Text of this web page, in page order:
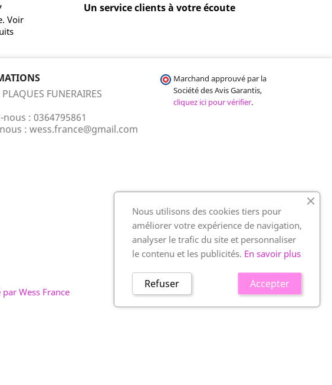
Voir
Un service clients à votre écoute
PLAQUES FUNERAIRES
nous : 0364795861
: wess.france@gmail.com
Marchand approuvé par la
Société des Avis Garantis,
cliquez ici pour vérifier.
Wess France
Nous utilisons des cookies tiers pour
améliorer votre expérience de navigation,
analyser le trafic du site et personnaliser
le contenu et les publicités. En savoir plus
Accepter
Refuser